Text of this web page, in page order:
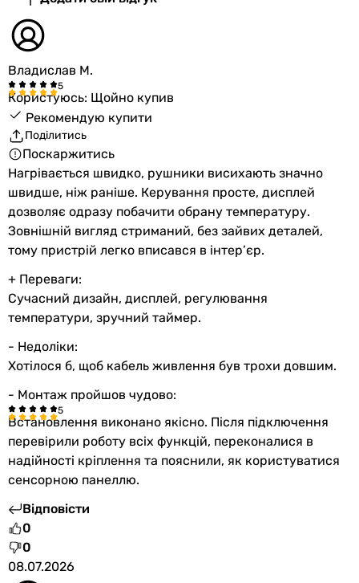
настінний
настінний
настінний
настінний
Виробництво
Україна
Україна
Україна
Україна
Україна
Україна
Україна
Комплектація
комплект кріплення, рушникосушка - 1шт.
інструкція з експлуатації, комплект кріплення,
рушникосушка, інструкція з експлуатації, комплект
рушникосушка, інструкція з експлуатації, комплект
рушникосушка, інструкція з експлуатації, комплект
Матеріал
емальована сталь
емальована сталь
сталь
сталь
сталь
сталь
Колекції
Авангард
Владислав М.
Користуюсь: Щойно купив
Рекомендую купити
Поділитись
Поскаржитись
Нагрівається швидко, рушники висихають значно
швидше, ніж раніше. Керування просте, дисплей
дозволяє одразу побачити обрану температуру.
Зовнішній вигляд стриманий, без зайвих деталей,
тому пристрій легко вписався в інтер’єр.
+ Переваги:
Сучасний дизайн, дисплей, регулювання
температури, зручний таймер.
- Недоліки:
Хотілося б, щоб кабель живлення був трохи довшим.
- Монтаж пройшов чудово:
Встановлення виконано якісно. Після підключення
перевірили роботу всіх функцій, переконалися в
надійності кріплення та пояснили, як користуватися
сенсорною панеллю.
Відповісти
0
0
08.07.2026